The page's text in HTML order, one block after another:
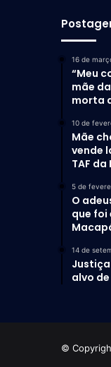
16 de
“Meu
mãe
morta
10 de
Mãe
vende
TAF da
5 de
O
que foi
14 de
alvo
©